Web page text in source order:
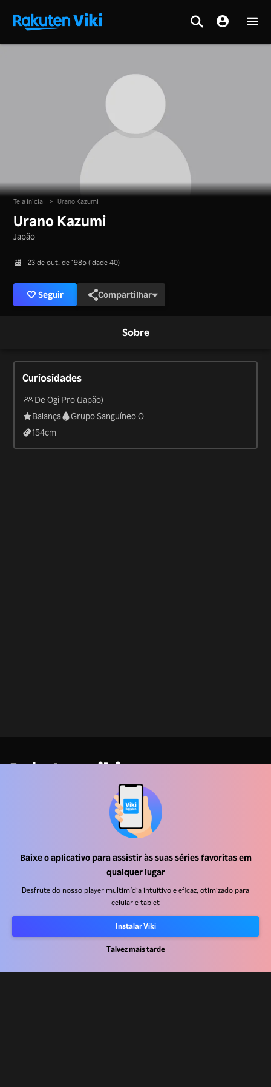
Baixe o aplicativo para assistir às suas séries favoritas em
qualquer lugar
Desfrute do nosso player multimídia intuitivo e eficaz, otimizado para
celular e tablet
Instalar Viki
Talvez mais tarde
Tela inicial > Urano Kazumi
Urano Kazumi
Japão
23 de out. de 1985 (idade 40)
Seguir Compartilhar
Sobre
Curiosidades
De Ogi Pro (Japão)
Balança
Grupo Sanguíneo O
154cm
Central de ajuda
Central de imprensa
Termos de uso